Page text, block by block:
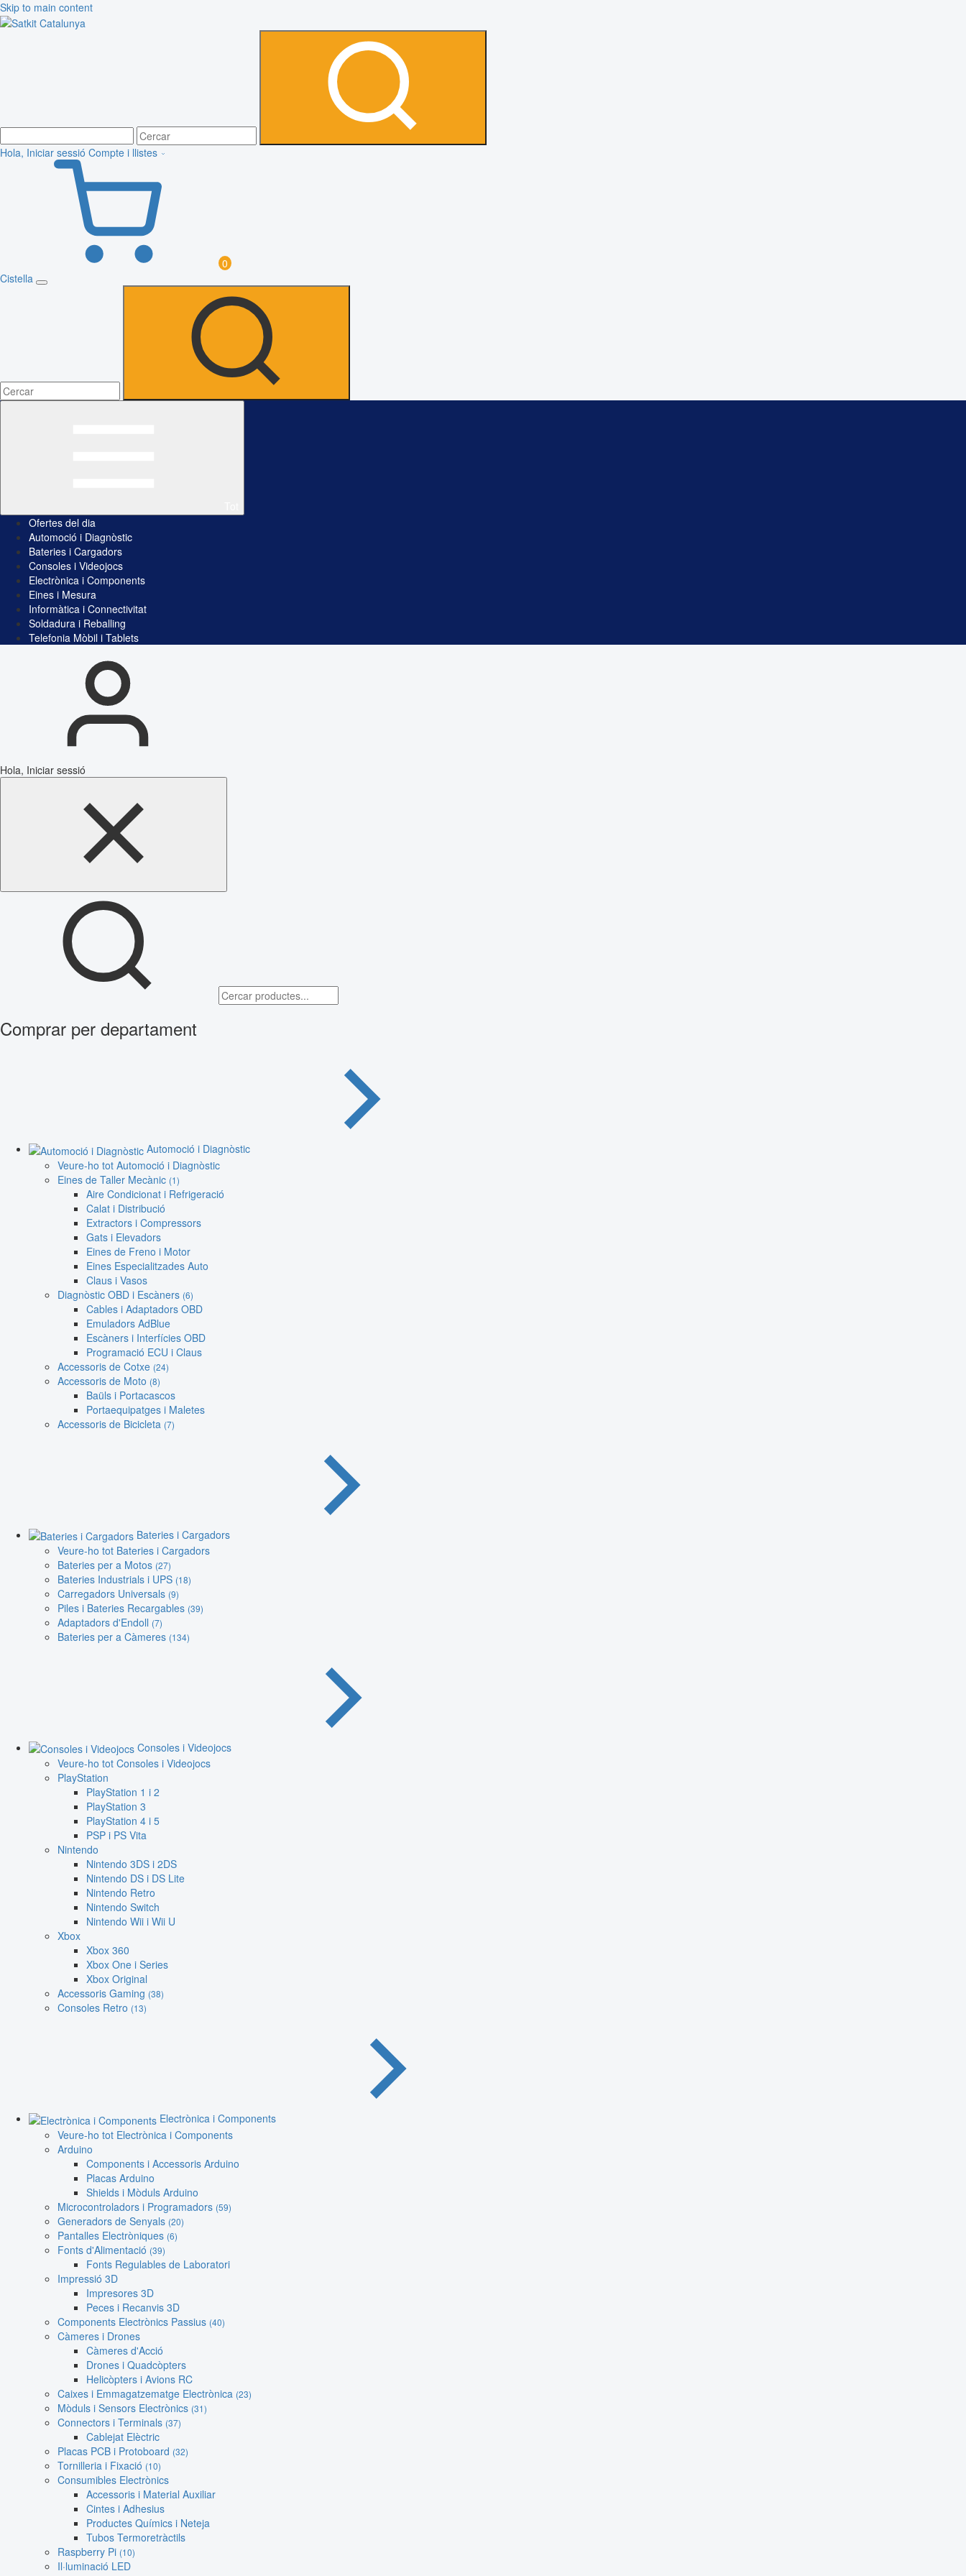
Skip to main content
Hola, Iniciar sessió Compte i llistes
0
Cistella
Ofertes del dia
Automoció i Diagnòstic
Bateries i Cargadors
Consoles i Videojocs
Electrònica i Components
Eines i Mesura
Informàtica i Connectivitat
Soldadura i Reballing
Telefonia Mòbil i Tablets
Hola, Iniciar sessió
Comprar per departament
Automoció i Diagnòstic
Veure-ho tot Automoció i Diagnòstic
Eines de Taller Mecànic (1)
Aire Condicionat i Refrigeració
Calat i Distribució
Extractors i Compressors
Gats i Elevadors
Eines de Freno i Motor
Eines Especialitzades Auto
Claus i Vasos
Diagnòstic OBD i Escàners (6)
Cables i Adaptadors OBD
Emuladors AdBlue
Escàners i Interfícies OBD
Programació ECU i Claus
Accessoris de Cotxe (24)
Accessoris de Moto (8)
Baüls i Portacascos
Portaequipatges i Maletes
Accessoris de Bicicleta (7)
Bateries i Cargadors
Veure-ho tot Bateries i Cargadors
Bateries per a Motos (27)
Bateries Industrials i UPS (18)
Carregadors Universals (9)
Piles i Bateries Recargables (39)
Adaptadors d'Endoll (7)
Bateries per a Càmeres (134)
Consoles i Videojocs
Veure-ho tot Consoles i Videojocs
PlayStation
PlayStation 1 i 2
PlayStation 3
PlayStation 4 i 5
PSP i PS Vita
Nintendo
Nintendo 3DS i 2DS
Nintendo DS i DS Lite
Nintendo Retro
Nintendo Switch
Nintendo Wii i Wii U
Xbox
Xbox 360
Xbox One i Series
Xbox Original
Accessoris Gaming (38)
Consoles Retro (13)
Electrònica i Components
Veure-ho tot Electrònica i Components
Arduino
Components i Accessoris Arduino
Placas Arduino
Shields i Mòduls Arduino
Microcontroladors i Programadors (59)
Generadors de Senyals (20)
Pantalles Electròniques (6)
Fonts d'Alimentació (39)
Fonts Regulables de Laboratori
Impressió 3D
Impresores 3D
Peces i Recanvis 3D
Components Electrònics Passius (40)
Càmeres i Drones
Càmeres d'Acció
Drones i Quadcòpters
Helicòpters i Avions RC
Caixes i Emmagatzematge Electrònica (23)
Mòduls i Sensors Electrònics (31)
Connectors i Terminals (37)
Cablejat Elèctric
Placas PCB i Protoboard (32)
Tornilleria i Fixació (10)
Consumibles Electrònics
Accessoris i Material Auxiliar
Cintes i Adhesius
Productes Químics i Neteja
Tubos Termoretràctils
Raspberry Pi (10)
Il·luminació LED